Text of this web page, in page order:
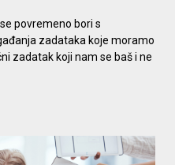
povremeno bori s
zadataka koje moramo
zadatak koji nam se baš i ne